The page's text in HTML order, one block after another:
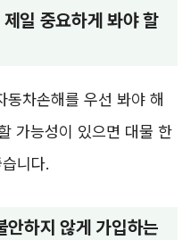
일 중요하게 봐야 할
동차손해를 우선 봐야 해
가능성이 있으면 대물 한
니다.
안하지 않게 가입하는